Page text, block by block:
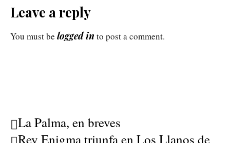
Leave a reply
You must be logged in to post a comment.
La Palma, en breves
Rey Enigma triunfa en Los Llanos de